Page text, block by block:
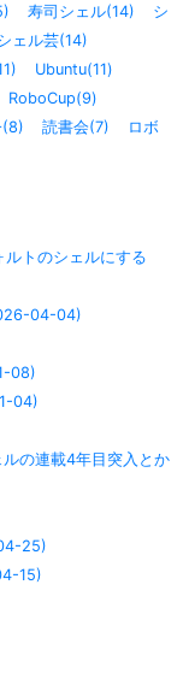
寿司シェル(14)
シ
ェル芸(14)
Ubuntu(11)
RoboCup(9)
読書会(7)
ロボ
トのシェルにする
04-04)
08)
04)
の連載4年目突入とか
25)
15)